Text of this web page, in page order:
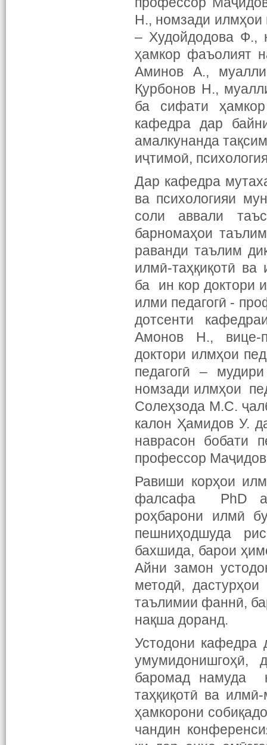
Н., номзади илмҳои
– Худойдодова Ф.,
ҳамкор фаъолият
Аминов А.,
Қурбонов Н.,
ба сифати
кафедра дар
амалкунанда
иҷтимоӣ,
Дар кафедра
ва психологияи
соли аввали
барномаҳои
раванди таълим
илмӣ-таҳқиқотӣ
ба ин кор доктори
илми педагогӣ -
дотсенти
Амонов Н., вице-
доктори илмҳои
педагогӣ –
номзади илмҳои
Солеҳзода М.С.
калон Ҳамидов У.
наврасон бобати
профессор
Равиши корҳои
фалсафа PhD аз
роҳбарони илмӣ
пешниҳодшуда
бахшида, барои
Айни замон
методӣ,
таълимии фаннӣ,
нақша доранд.
Устодони кафедра
умумидонишгоҳӣ,
баромад намуда
таҳқиқотӣ ва
ҳамкорони
чандин